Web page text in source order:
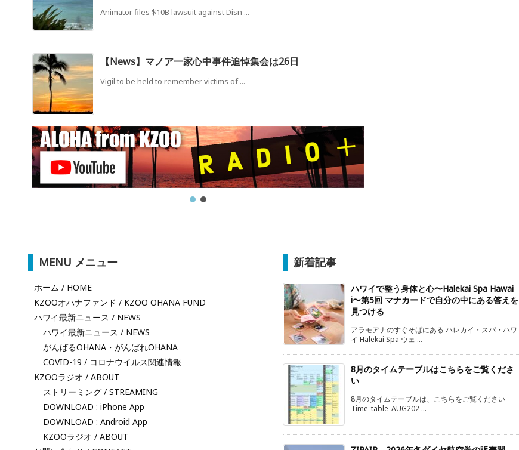
Animator files $10B lawsuit against Disn ...
【News】マノア一家心中事件追悼集会は26日
Vigil to be held to remember victims of ...
MENU メニュー
ホーム / HOME
KZOOオハナファンド / KZOO OHANA FUND
ハワイ最新ニュース / NEWS
ハワイ最新ニュース / NEWS
がんばるOHANA・がんばれOHANA
COVID-19 / コロナウイルス関連情報
KZOOラジオ / ABOUT
ストリーミング / STREAMING
DOWNLOAD : iPhone App
DOWNLOAD : Android App
KZOOラジオ / ABOUT
新着記事
ハワイで整う身体と心〜Halekai Spa Hawai
i〜第5回 マナカードで自分の中にある答えを
見つける
アラモアナのすぐそばにある ハレカイ・スパ・ハワ
イ Halekai Spa ウェ ...
8月のタイムテーブルはこちらをご覧くださ
い
8月のタイムテーブルは、こちらをご覧ください
Time_table_AUG202 ...